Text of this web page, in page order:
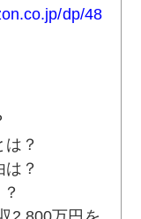
dp/48
？
？